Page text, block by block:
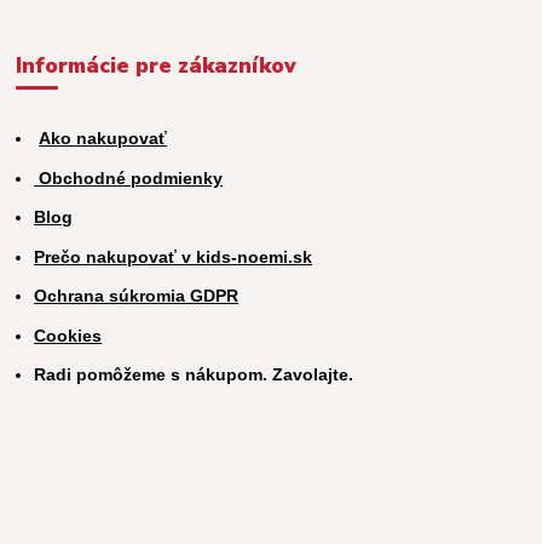
Informácie pre zákazníkov
Ako nakupovať
Obchodné podmienky
Blog
Prečo nakupovať v kids-noemi.sk
Ochrana súkromia GDPR
Cookies
Radi pomôžeme s nákupom. Zavolajte.